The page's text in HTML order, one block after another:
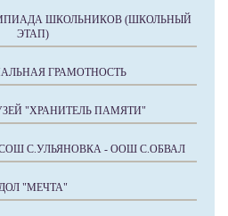
ШКОЛЬНИКОВ (ШКОЛЬНЫЙ
ЭТАП)
ГРАМОТНОСТЬ
"ХРАНИТЕЛЬ ПАМЯТИ"
С.УЛЬЯНОВКА - ООШ С.ОБВАЛ
"МЕЧТА"